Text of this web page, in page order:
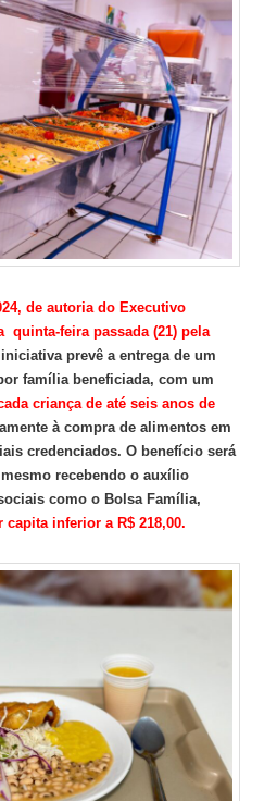
de autoria do Executivo
quinta-feira passada (21) pela
prevê a entrega de um
família beneficiada, com um
criança de até seis anos de
à compra de alimentos em
credenciados. O benefício será
recebendo o auxílio
como o Bolsa Família,
inferior a R$ 218,00.